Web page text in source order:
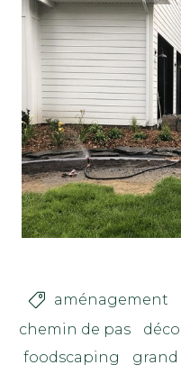
 aménagement
chemin de pas
foodscaping
grand